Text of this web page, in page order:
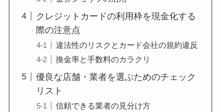
クレジットカードの利用枠を現金化する
際の注意点
違法性のリスクとカード会社の規約違反
換金率と手数料のカラクリ
優良な店舗・業者を選ぶためのチェック
リスト
信頼できる業者の見分け方